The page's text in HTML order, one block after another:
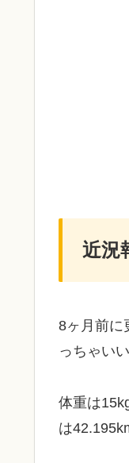
近況
8ヶ月前に
っちゃいい
体重は
は